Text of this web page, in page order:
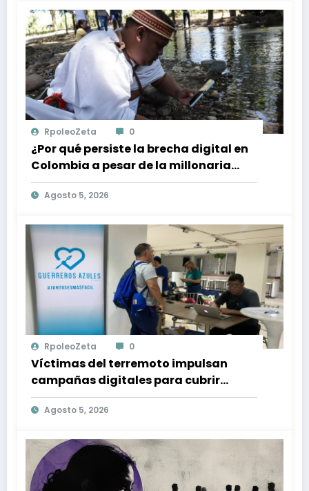
RpoleoZeta 0
¿Por qué persiste la brecha digital en
Colombia a pesar de la millonaria
inversión en conectividad?
Agosto 5, 2026
RpoleoZeta 0
Víctimas del terremoto impulsan
campañas digitales para cubrir
gastos médicos y rehabilitación
Agosto 5, 2026